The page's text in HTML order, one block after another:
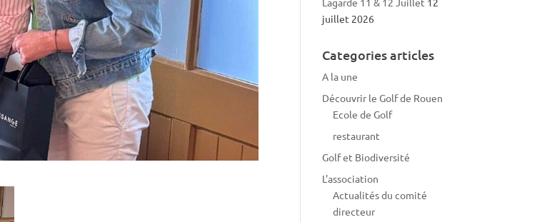
juillet 2026
Categories articles
A la une
Découvrir le Golf de Rouen
Ecole de Golf
restaurant
Golf et Biodiversité
L'association
Actualités du comité
directeur